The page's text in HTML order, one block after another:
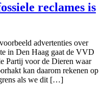
reclames is
advertenties over
in Den Haag gaat de VVD
Partij voor de Dieren waar
kan daarom rekenen op
als we dit […]